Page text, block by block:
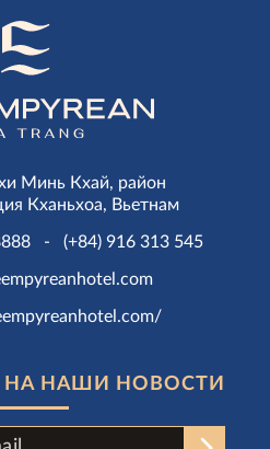
Минь Кхай, район
Кханьхоа, Вьетнам
- (+84) 916 313 545
НАШИ НОВОСТИ